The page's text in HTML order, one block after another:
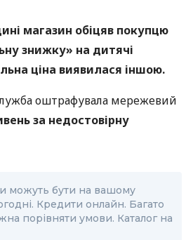
магазин обіцяв покупцю
знижку» на дитячі
ціна виявилася іншою.
оштрафувала мережевий
за недостовірну
можуть бути на вашому
Кредити онлайн. Багато
порівняти умови. Каталог на